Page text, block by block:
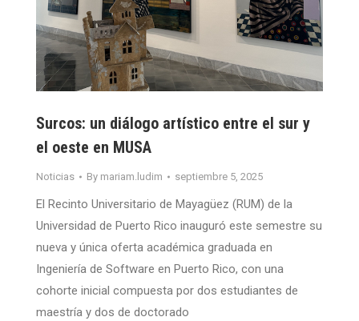
Surcos: un diálogo artístico entre el sur y
el oeste en MUSA
Noticias By mariam.ludim septiembre 5, 2025
El Recinto Universitario de Mayagüez (RUM) de la
Universidad de Puerto Rico inauguró este semestre su
nueva y única oferta académica graduada en
Ingeniería de Software en Puerto Rico, con una
cohorte inicial compuesta por dos estudiantes de
maestría y dos de doctorado